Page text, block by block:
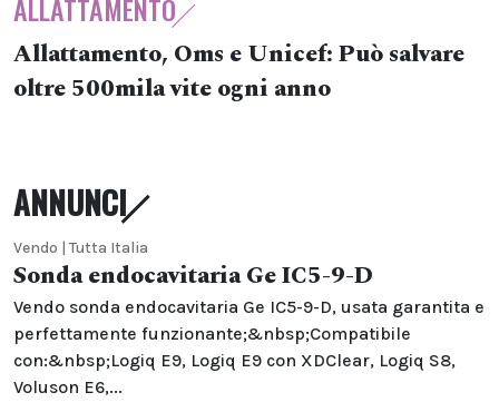
ALLATTAMENTO
Allattamento, Oms e Unicef: Può salvare
oltre 500mila vite ogni anno
ANNUNCI
Vendo | Tutta Italia
Sonda endocavitaria Ge IC5-9-D
Vendo sonda endocavitaria Ge IC5-9-D, usata garantita e
perfettamente funzionante;&nbsp;Compatibile
con:&nbsp;Logiq E9, Logiq E9 con XDClear, Logiq S8,
Voluson E6,...